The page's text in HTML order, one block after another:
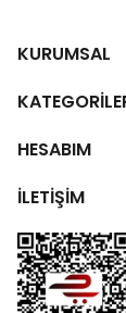
KURUMSAL
HESABIM
İLETİŞİM